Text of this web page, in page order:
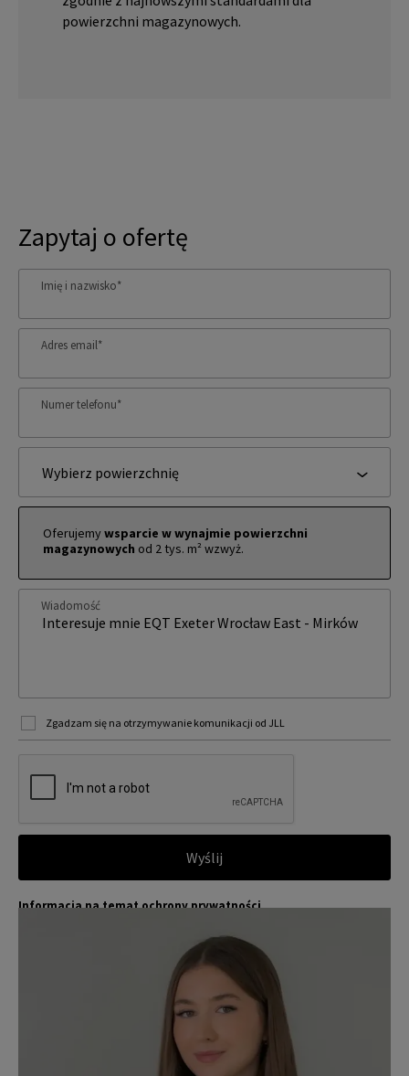
powierzchni magazynowych.
Zapytaj o ofertę
Imię i nazwisko*
Adres email*
Numer telefonu*
Wybierz powierzchnię
Oferujemywsparcie w wynajmie powierzchni
magazynowych od 2 tys. m² wzwyż.
Wiadomość
Zgadzam się na otrzymywanie komunikacji od JLL
Wyślij
Informacja na temat ochrony prywatności
iązanymi jest wiodącym globalnym dostawcą usług w zakresie zar
ządzania nieruchomościami i inwestycjami. Poważnie traktujemy
obowiązek ochrony przekazywanych nam danych osobowych.
Dane osobowe, które zbieramy od użytkowników, służą do zapew
nienia im dostępu do portalu magazyny.pl, umożliwienia im korzy
stania z portalu, a także, za ich zgodą, do wysyłania im komunika
Dokładamy wszelkich starań, aby dane osobowe były bezpieczne,
zapewniamy odpowiedni poziom ich ochrony i przechowujemy je
tylko przez czas niezbędny do realizacji zapytania z uzasadnionyc